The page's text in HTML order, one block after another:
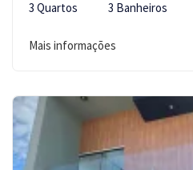
3 Quartos 3 Banheiros
Mais informações